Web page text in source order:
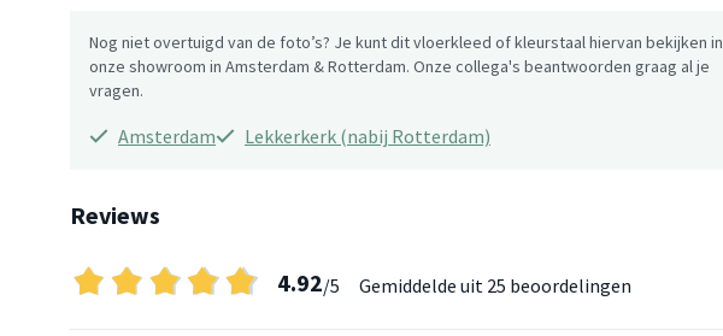
Nog niet overtuigd van de foto’s? Je kunt dit vloerkleed of kleurstaal hiervan bekijken in
onze showroom in Amsterdam & Rotterdam. Onze collega's beantwoorden graag al je
vragen.
Amsterdam Lekkerkerk (nabij Rotterdam)
Reviews
4.92/5 Gemiddelde uit 25 beoordelingen